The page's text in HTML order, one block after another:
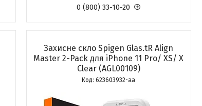
0 (800) 33-10-20
Захисне скло Spigen Glas.tR Align
Master 2-Pack для iPhone 11 Pro/ XS/ X
Clear (AGL00109)
623603932-aa